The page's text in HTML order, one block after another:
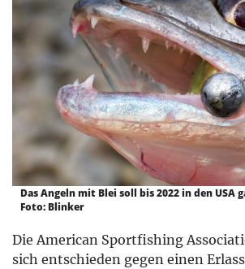
Das Angeln mit Blei soll bis 2022 in den USA
Foto: Blinker
Die American Sportfishing
sich entschieden gegen einen